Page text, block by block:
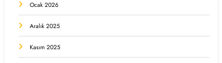
Ocak 2026
Aralık 2025
Kasım 2025